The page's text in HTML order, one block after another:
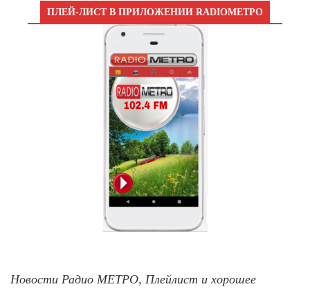
ПЛЕЙ-ЛИСТ В ПРИЛОЖЕНИИ RADIOМЕТРО
Новости Радио МЕТРО, Плейлист и хорошее